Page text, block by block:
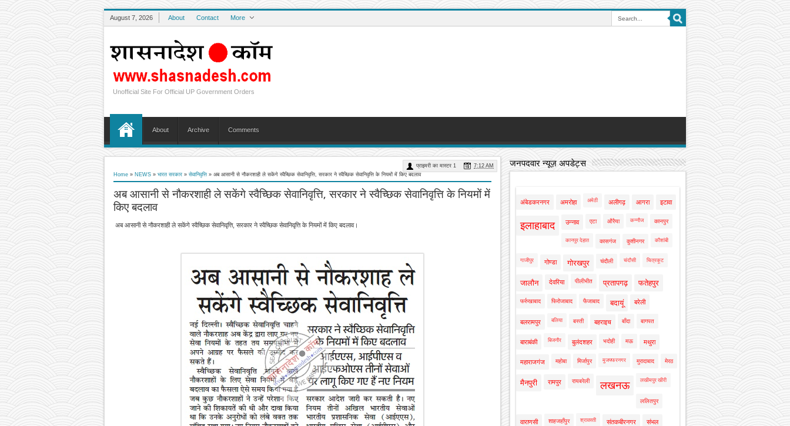
August 7, 2026 About Contact More
Unofficial Site For Official UP Government Orders
About Archive Comments
Home » NEWS » भारत सरकार » सेवानिवृत्ति » अब आसानी से नौकरशाही ले सकेंगे स्वैच्छिक सेवानिवृत्ति, सरकार ने स्वैच्छिक सेवानिवृत्ति के नियमों में किए बदलाव
अब आसानी से नौकरशाही ले सकेंगे स्वैच्छिक सेवानिवृत्ति, सरकार ने स्वैच्छिक सेवानिवृत्ति के नियमों में
किए बदलाव
प्राइमरी का मास्टर 1 7:12 AM
अब आसानी से नौकरशाही ले सकेंगे स्वैच्छिक सेवानिवृत्ति, सरकार ने स्वैच्छिक सेवानिवृत्ति के नियमों में किए बदलाव।
जनपदवार न्यूज़ अपडेट्स
अंबेडकरनगर अमरोहा अमेठी अलीगढ़ आगरा इटावा
इलाहाबाद उन्नाव एटा औरैया कन्नौज कानपुर
कानपुर देहात कासगंज कुशीनगर कौशांबी
गाजीपुर गोण्डा गोरखपुर चंदौली चंदौसी चित्रकूट
जालौन देवरिया पीलीभीत प्रतापगढ़ फतेहपुर
फर्रुखाबाद फिरोजाबाद फैजाबाद बदायूं बरेली
बलरामपुर बलिया बस्ती बहराइच बाँदा बागपत
बाराबंकी बिजनौर बुलंदशहर भदोही मऊ मथुरा
महाराजगंज महोबा मिर्जापुर मुजफ्फरनगर मुरादाबाद मेरठ
मैनपुरी रामपुर रायबरेली लखनऊ लखीमपुर खीरी
ललितपुर
वाराणसी शाहजहाँपुर श्रावस्ती संतकबीरनगर संभल